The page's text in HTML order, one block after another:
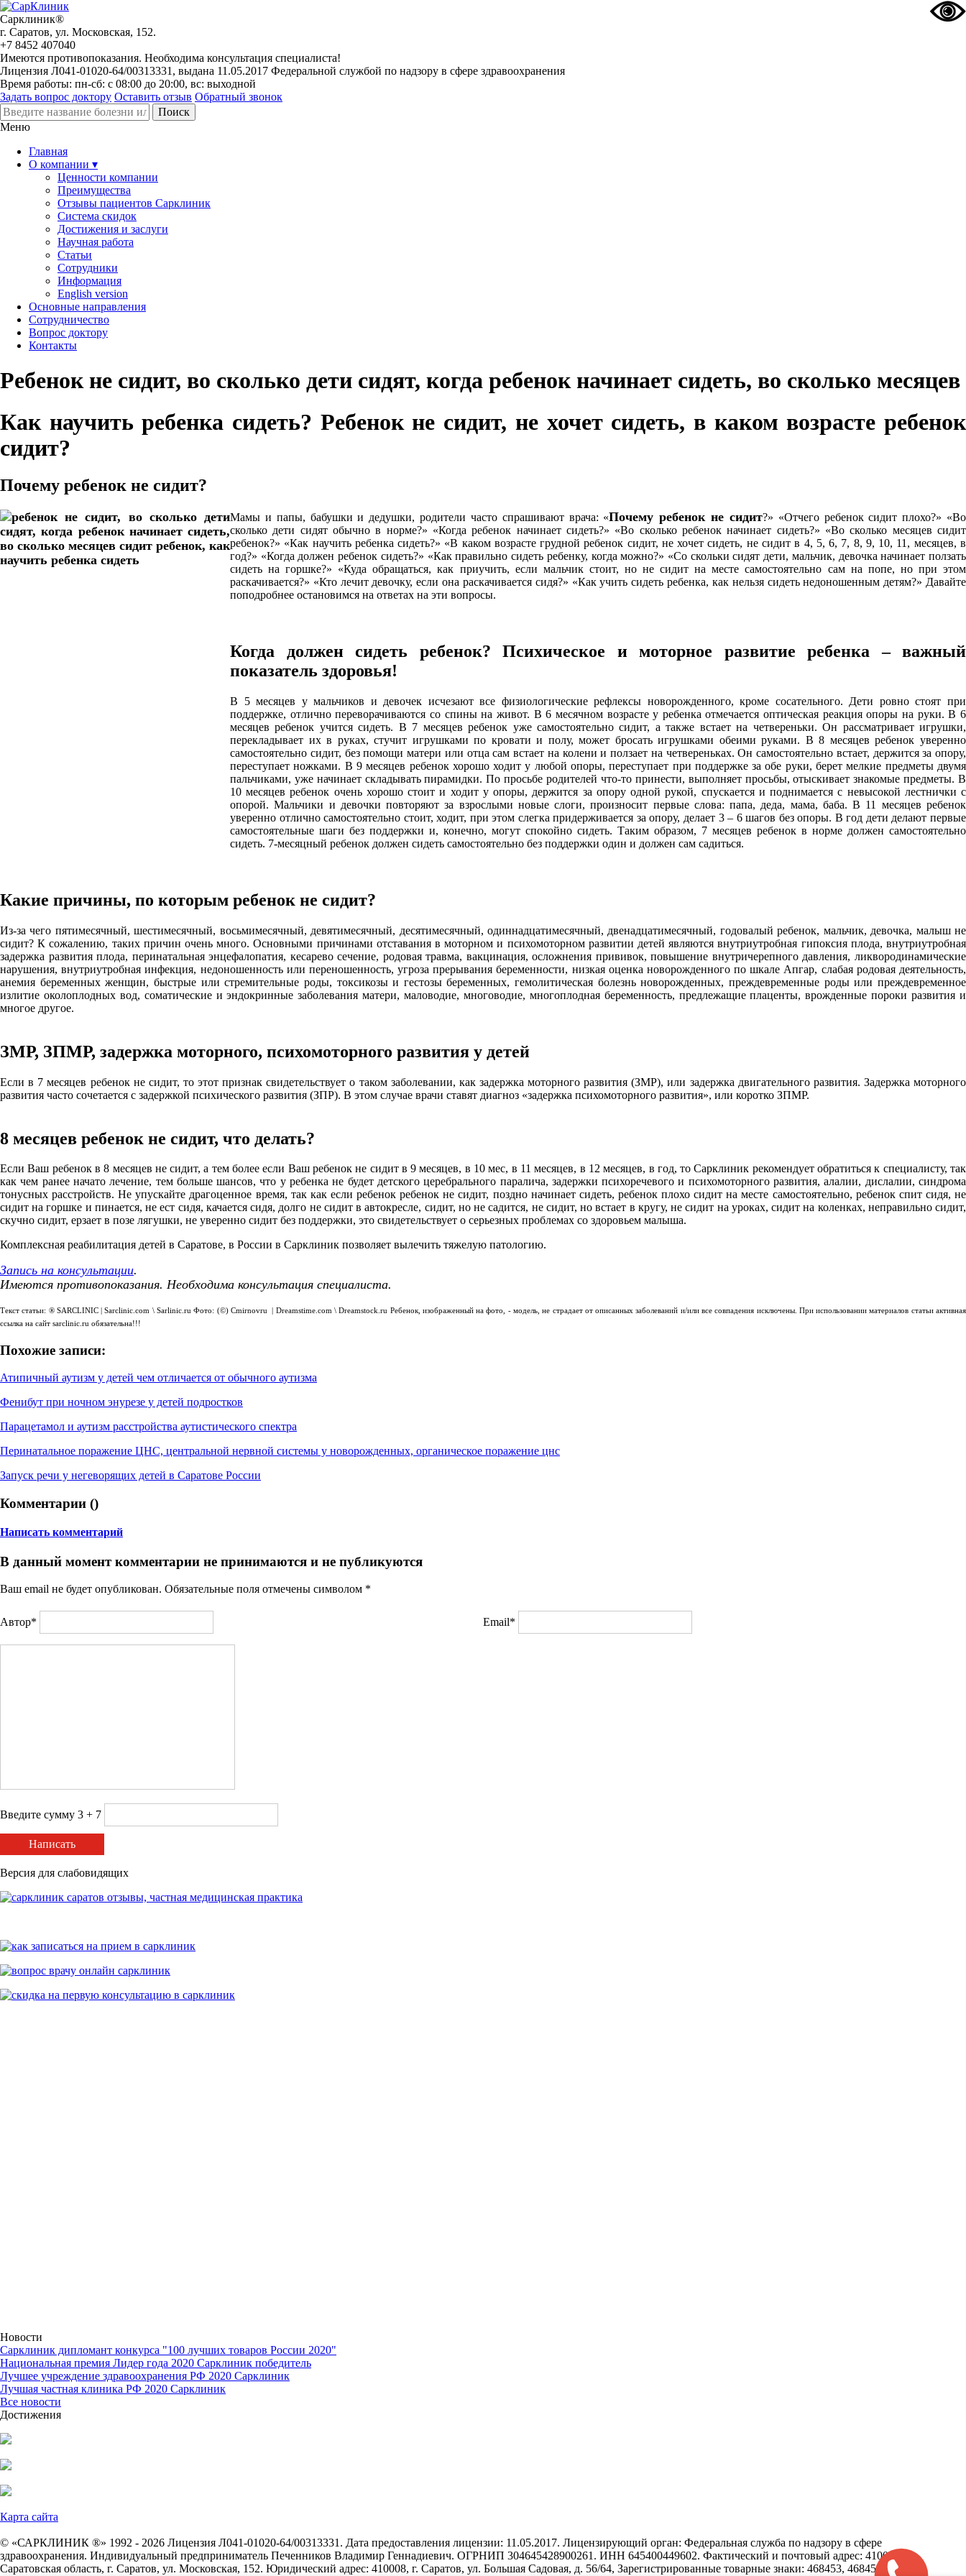
Сарклиник®
г. Саратов, ул. Московская, 152.
+7 8452 407040
Имеются противопоказания. Необходима консультация специалиста!
Лицензия Л041-01020-64/00313331, выдана 11.05.2017 Федеральной службой по надзору в сфере здравоохранения
Время работы: пн-сб: с 08:00 до 20:00, вс: выходной
Задать вопрос доктору Оставить отзыв Обратный звонок
Меню
Главная
О компании ▾
Ценности компании
Преимущества
Отзывы пациентов Сарклиник
Система скидок
Достижения и заслуги
Научная работа
Статьи
Сотрудники
Информация
English version
Основные направления
Сотрудничество
Вопрос доктору
Контакты
Ребенок не сидит, во сколько дети сидят, когда ребенок начинает сидеть, во сколько месяцев
Как научить ребенка сидеть? Ребенок не сидит, не хочет сидеть, в каком возрасте ребенок
сидит?
Почему ребенок не сидит?
Мамы и папы, бабушки и дедушки, родители часто спрашивают врача: «Почему ребенок не сидит?» «Отчего ребенок сидит плохо?» «Во
сколько дети сидят обычно в норме?» «Когда ребенок начинает сидеть?» «Во сколько ребенок начинает сидеть?» «Во сколько месяцев сидит
ребенок?» «Как научить ребенка сидеть?» «В каком возрасте грудной ребенок сидит, не хочет сидеть, не сидит в 4, 5, 6, 7, 8, 9, 10, 11, месяцев, в
год?» «Когда должен ребенок сидеть?» «Как правильно сидеть ребенку, когда можно?» «Со скольки сидят дети, мальчик, девочка начинает ползать
сидеть на горшке?» «Куда обращаться, как приучить, если мальчик стоит, но не сидит на месте самостоятельно сам на попе, но при этом
раскачивается?» «Кто лечит девочку, если она раскачивается сидя?» «Как учить сидеть ребенка, как нельзя сидеть недоношенным детям?» Давайте
поподробнее остановимся на ответах на эти вопросы.
Когда должен сидеть ребенок? Психическое и моторное развитие ребенка – важный
показатель здоровья!
В 5 месяцев у мальчиков и девочек исчезают все физиологические рефлексы новорожденного, кроме сосательного. Дети ровно стоят при
поддержке, отлично переворачиваются со спины на живот. В 6 месячном возрасте у ребенка отмечается оптическая реакция опоры на руки. В 6
месяцев ребенок учится сидеть. В 7 месяцев ребенок уже самостоятельно сидит, а также встает на четвереньки. Он рассматривает игрушки,
перекладывает их в руках, стучит игрушками по кровати и полу, может бросать игрушками обеими руками. В 8 месяцев ребенок уверенно
самостоятельно сидит, без помощи матери или отца сам встает на колени и ползает на четвереньках. Он самостоятельно встает, держится за опору,
переступает ножками. В 9 месяцев ребенок хорошо ходит у любой опоры, переступает при поддержке за обе руки, берет мелкие предметы двумя
пальчиками, уже начинает складывать пирамидки. По просьбе родителей что-то принести, выполняет просьбы, отыскивает знакомые предметы. В
10 месяцев ребенок очень хорошо стоит и ходит у опоры, держится за опору одной рукой, спускается и поднимается с невысокой лестнички с
опорой. Мальчики и девочки повторяют за взрослыми новые слоги, произносит первые слова: папа, деда, мама, баба. В 11 месяцев ребенок
уверенно отлично самостоятельно стоит, ходит, при этом слегка придерживается за опору, делает 3 – 6 шагов без опоры. В год дети делают первые
самостоятельные шаги без поддержки и, конечно, могут спокойно сидеть. Таким образом, 7 месяцев ребенок в норме должен самостоятельно
сидеть. 7-месяцный ребенок должен сидеть самостоятельно без поддержки один и должен сам садиться.
Какие причины, по которым ребенок не сидит?
Из-за чего пятимесячный, шестимесячный, восьмимесячный, девятимесячный, десятимесячный, одиннадцатимесячный, двенадцатимесячный, годовалый ребенок, мальчик, девочка, малыш не
сидит? К сожалению, таких причин очень много. Основными причинами отставания в моторном и психомоторном развитии детей являются внутриутробная гипоксия плода, внутриутробная
задержка развития плода, перинатальная энцефалопатия, кесарево сечение, родовая травма, вакцинация, осложнения прививок, повышение внутричерепного давления, ликвородинамические
нарушения, внутриутробная инфекция, недоношенность или переношенность, угроза прерывания беременности, низкая оценка новорожденного по шкале Апгар, слабая родовая деятельность,
анемия беременных женщин, быстрые или стремительные роды, токсикозы и гестозы беременных, гемолитическая болезнь новорожденных, преждевременные роды или преждевременное
излитие околоплодных вод, соматические и эндокринные заболевания матери, маловодие, многоводие, многоплодная беременность, предлежащие плаценты, врожденные пороки развития и
многое другое.
ЗМР, ЗПМР, задержка моторного, психомоторного развития у детей
Если в 7 месяцев ребенок не сидит, то этот признак свидетельствует о таком заболевании, как задержка моторного развития (ЗМР), или задержка двигательного развития. Задержка моторного
развития часто сочетается с задержкой психического развития (ЗПР). В этом случае врачи ставят диагноз «задержка психомоторного развития», или коротко ЗПМР.
8 месяцев ребенок не сидит, что делать?
Если Ваш ребенок в 8 месяцев не сидит, а тем более если Ваш ребенок не сидит в 9 месяцев, в 10 мес, в 11 месяцев, в 12 месяцев, в год, то Сарклиник рекомендует обратиться к специалисту, так
как чем ранее начато лечение, тем больше шансов, что у ребенка не будет детского церебрального паралича, задержки психоречевого и психомоторного развития, алалии, дислалии, синдрома
тонусных расстройств. Не упускайте драгоценное время, так как если ребенок ребенок не сидит, поздно начинает сидеть, ребенок плохо сидит на месте самостоятельно, ребенок спит сидя, не
сидит на горшке и пинается, не ест сидя, качается сидя, долго не сидит в автокресле, сидит, но не садится, не сидит, но встает в кругу, не сидит на уроках, сидит на коленках, неправильно сидит,
скучно сидит, ерзает в позе лягушки, не уверенно сидит без поддержки, это свидетельствует о серьезных проблемах со здоровьем малыша.
Комплексная реабилитация детей в Саратове, в России в Сарклиник позволяет вылечить тяжелую патологию.
Запись на консультации.
Имеются противопоказания. Необходима консультация специалиста.
Текст статьи: ® SARCLINIC | Sarclinic.com \ Sаrlinic.ru Фото: (©) Cmirnovru | Dreamstime.com \ Dreamstock.ru Ребенок, изображенный на фото, - модель, не страдает от описанных заболеваний и/или все совпадения исключены. При использовании материалов статьи активная
ссылка на сайт sarclinic.ru обязательна!!!
Похожие записи:
Атипичный аутизм у детей чем отличается от обычного аутизма
Фенибут при ночном энурезе у детей подростков
Парацетамол и аутизм расстройства аутистического спектра
Перинатальное поражение ЦНС, центральной нервной системы у новорожденных, органическое поражение цнс
Запуск речи у негеворящих детей в Саратове России
Комментарии ()
Написать комментарий
В данный момент комментарии не принимаются и не публикуются
Ваш email не будет опубликован. Обязательные поля отмечены символом *
Автор* Email*
Введите сумму 3 + 7
Написать
Версия для слабовидящих
Новости
Сарклиник дипломант конкурса "100 лучших товаров России 2020"
Национальная премия Лидер года 2020 Сарклиник победитель
Лучшее учреждение здравоохранения РФ 2020 Сарклиник
Лучшая частная клиника РФ 2020 Сарклиник
Все новости
Достижения
Карта сайта
© «САРКЛИНИК ®» 1992 - 2026 Лицензия Л041-01020-64/00313331. Дата предоставления лицензии: 11.05.2017. Лицензирующий орган: Федеральная служба по надзору в сфере
здравоохранения. Индивидуальный предприниматель Печенников Владимир Геннадиевич. ОГРНИП 304645428900261. ИНН 645400449602. Фактический и почтовый адрес: 410012,
Саратовская область, г. Саратов, ул. Московская, 152. Юридический адрес: 410008, г. Саратов, ул. Большая Садовая, д. 56/64, Зарегистрированные товарные знаки: 468453, 468452, 306119.